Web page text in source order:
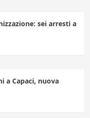
sei arresti a
a Capaci, nuova